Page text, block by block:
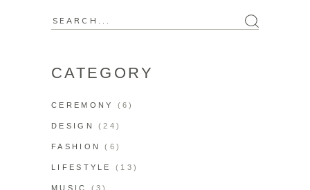
CATEGORY
CEREMONY (6)
DESIGN (24)
FASHION (6)
LIFESTYLE (13)
MUSIC (3)